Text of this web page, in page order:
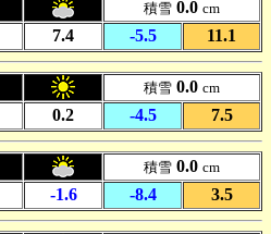
積雪 0.0 cm
7.4 -5.5 11.1
積雪 0.0 cm
0.2 -4.5 7.5
積雪 0.0 cm
-1.6 -8.4 3.5